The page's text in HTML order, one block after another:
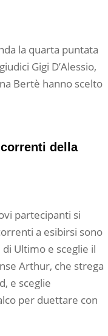
la quarta puntata
Gigi D’Alessio,
Bertè hanno scelto
della
partecipanti si
a esibirsi sono
Ultimo e sceglie il
Arthur, che strega
e sceglie
per duettare con